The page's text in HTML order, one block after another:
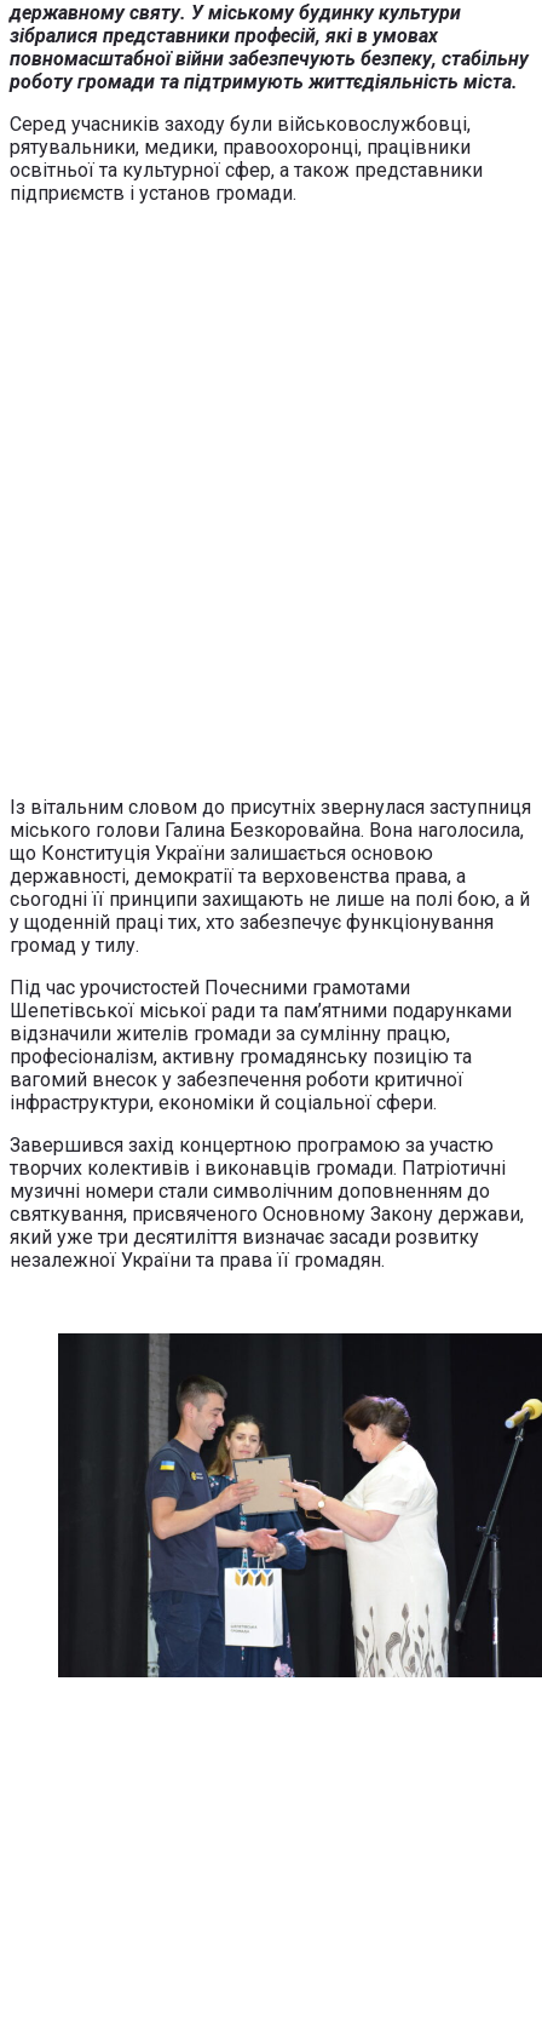
державному святу. У міському будинку культури
зібралися представники професій, які в умовах
повномасштабної війни забезпечують безпеку, стабільну
роботу громади та підтримують життєдіяльність міста.
Серед учасників заходу були військовослужбовці,
рятувальники, медики, правоохоронці, працівники
освітньої та культурної сфер, а також представники
підприємств і установ громади.
Із вітальним словом до присутніх звернулася заступниця
міського голови Галина Безкоровайна. Вона наголосила,
що Конституція України залишається основою
державності, демократії та верховенства права, а
сьогодні її принципи захищають не лише на полі бою, а й
у щоденній праці тих, хто забезпечує функціонування
громад у тилу.
Під час урочистостей Почесними грамотами
Шепетівської міської ради та пам’ятними подарунками
відзначили жителів громади за сумлінну працю,
професіоналізм, активну громадянську позицію та
вагомий внесок у забезпечення роботи критичної
інфраструктури, економіки й соціальної сфери.
Завершився захід концертною програмою за участю
творчих колективів і виконавців громади. Патріотичні
музичні номери стали символічним доповненням до
святкування, присвяченого Основному Закону держави,
який уже три десятиліття визначає засади розвитку
незалежної України та права її громадян.